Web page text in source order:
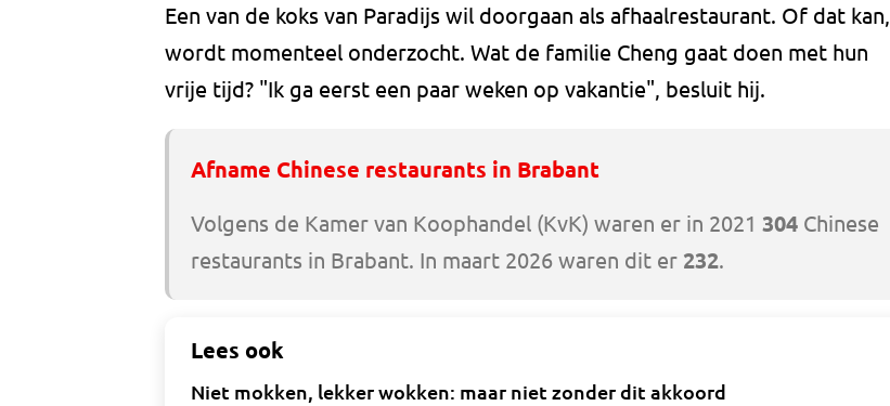
Een van de koks van Paradijs wil doorgaan als afhaalrestaurant. Of dat kan,
wordt momenteel onderzocht. Wat de familie Cheng gaat doen met hun
vrije tijd? "Ik ga eerst een paar weken op vakantie", besluit hij.
Afname Chinese restaurants in Brabant
Volgens de Kamer van Koophandel (KvK) waren er in 2021 304 Chinese
restaurants in Brabant. In maart 2026 waren dit er 232.
Lees ook
Niet mokken, lekker wokken: maar niet zonder dit akkoord